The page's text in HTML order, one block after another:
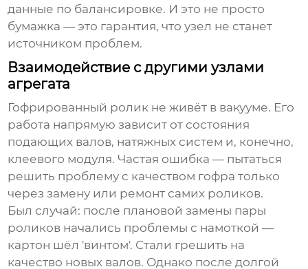
данные по балансировке. И это не просто
бумажка — это гарантия, что узел не станет
источником проблем.
Взаимодействие с другими узлами
агрегата
Гофрированный ролик не живёт в вакууме. Его
работа напрямую зависит от состояния
подающих валов, натяжных систем и, конечно,
клеевого модуля. Частая ошибка — пытаться
решить проблему с качеством гофра только
через замену или ремонт самих роликов.
Был случай: после плановой замены пары
роликов начались проблемы с намоткой —
картон шёл 'винтом'. Стали грешить на
качество новых валов. Однако после долгой